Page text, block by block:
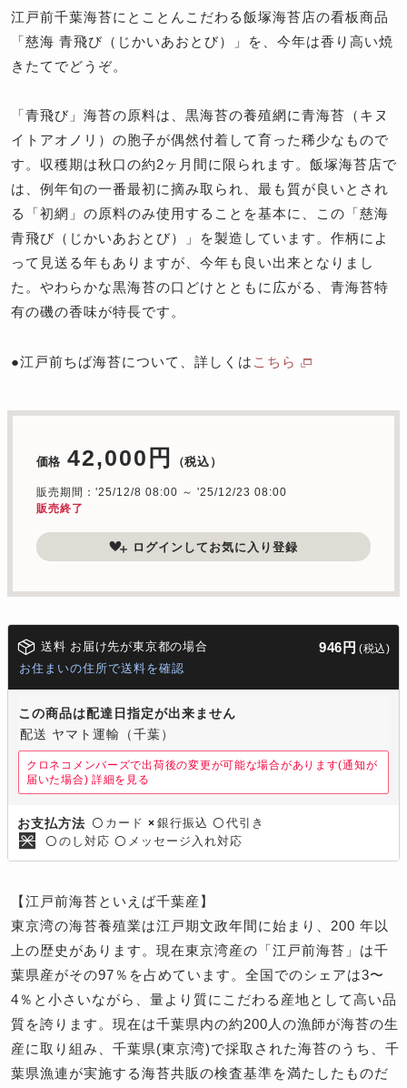
江戸前千葉海苔にとことんこだわる飯塚海苔店の看板商品
「慈海 青飛び（じかいあおとび）」を、今年は香り高い焼
きたてでどうぞ。
「青飛び」海苔の原料は、黒海苔の養殖網に青海苔（キヌ
イトアオノリ）の胞子が偶然付着して育った稀少なもので
す。収穫期は秋口の約2ヶ月間に限られます。飯塚海苔店で
は、例年旬の一番最初に摘み取られ、最も質が良いとされ
る「初網」の原料のみ使用することを基本に、この「慈海
青飛び（じかいあおとび）」を製造しています。作柄によ
って見送る年もありますが、今年も良い出来となりまし
た。やわらかな黒海苔の口どけとともに広がる、青海苔特
有の磯の香味が特長です。
●江戸前ちば海苔について、詳しくは こちら
価格 42,000円 （税込）
販売期間：'25/12/8 08:00 ～ '25/12/23 08:00
販売終了
ログインしてお気に入り登録
送料 お届け先が東京都の場合 946円 (税込)
お住まいの住所で送料を確認
この商品は配達日指定が出来ません
配送 ヤマト運輸（千葉）
クロネコメンバーズで出荷後の変更が可能な場合があります(通知が
届いた場合) 詳細を見る
お支払方法 〇 カード × 銀行振込 〇 代引き
〇 のし対応 〇 メッセージ入れ対応
【江戸前海苔といえば千葉産】
東京湾の海苔養殖業は江戸期文政年間に始まり、200 年以
上の歴史があります。現在東京湾産の「江戸前海苔」は千
葉県産がその97％を占めています。全国でのシェアは3〜
4％と小さいながら、量より質にこだわる産地として高い品
質を誇ります。現在は千葉県内の約200人の漁師が海苔の生
産に取り組み、千葉県(東京湾)で採取された海苔のうち、千
葉県漁連が実施する海苔共販の検査基準を満たしたものだ